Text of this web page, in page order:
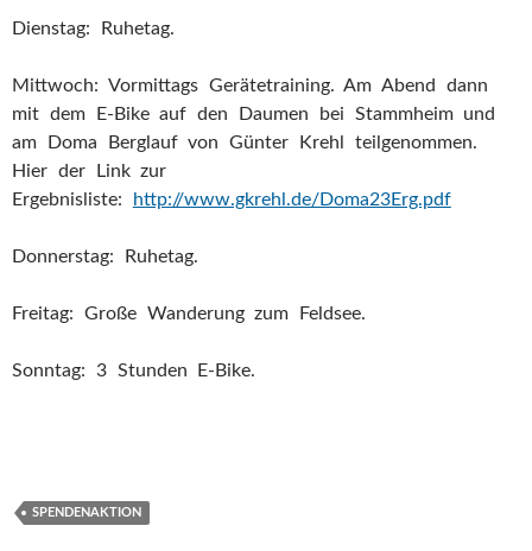
Dienstag: Ruhetag.
Mittwoch: Vormittags Gerätetraining. Am Abend dann
mit dem E-Bike auf den Daumen bei Stammheim und
am Doma Berglauf von Günter Krehl teilgenommen.
Hier der Link zur
Ergebnisliste:
http://www.gkrehl.de/Doma23Erg.pdf
Donnerstag: Ruhetag.
Freitag: Große Wanderung zum Feldsee.
Sonntag: 3 Stunden E-Bike.
SPENDENAKTION